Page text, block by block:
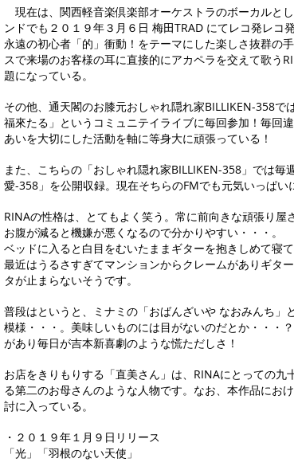
現在は、関西軽音楽倶楽部オーケストラのボーカルと
ンドでも２０１９年３月６日 梅田TRAD にてレコ発レコ
永遠の初心者「的」衝動！をテーマにした楽しさ抜群の
スで来場のお客様の耳に直接的にアカペラを交えて歌う
題になっている。
その他、通天閣のお膝元おしゃれ隠れ家BILLIKEN-358
福來たる」というコミュニテイライブに毎回参加！毎回
あいを大切にした活動を軸に等身大に頑張っている！
また、こちらの「おしゃれ隠れ家BILLIKEN-358」では
愛-358」を公開収録。現在そちらのFMでも元気いっぱい
RINAの性格は、とてもよく笑う。常に前向きな頑張り屋
お腹が減ると機嫌が悪くなるので分かりやすい・・・。
ベッドに入ると白目をむいたままギターを抱きしめて寝
最近はうるさすぎてマンションからクレームがありギタ
タが止まらないそうです。
普段はというと、ミナミの「おばんざいや なおみんち」
模様・・・。美味しいものには目がないのだとか・・・
があり毎日が吉本新喜劇のような慌ただしさ！
お店をきりもりする「直美さん」は、RINAにとっての九
る第二のお母さんのような人物です。なお、本作品にお
討に入っている。
・２０１９年１月９日リリース
「光」「羽根のない天使」